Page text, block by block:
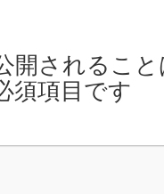
開されるこ
須項目です